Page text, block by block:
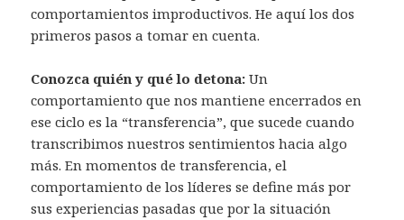
comportamientos improductivos. He aquí los dos
primeros pasos a tomar en cuenta.
Conozca quién y qué lo detona: Un
comportamiento que nos mantiene encerrados en
ese ciclo es la “transferencia”, que sucede cuando
transcribimos nuestros sentimientos hacia algo
más. En momentos de transferencia, el
comportamiento de los líderes se define más por
sus experiencias pasadas que por la situación